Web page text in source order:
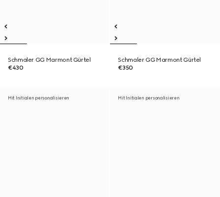
Schmaler GG Marmont Gürtel
€430
Schmaler GG Marmont Gürtel
€350
Mit Initialen personalisieren Mit Initialen personalisieren